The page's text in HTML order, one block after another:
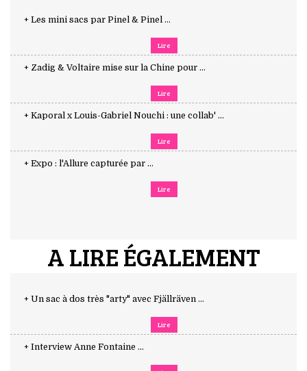
+ Les mini sacs par Pinel & Pinel ...
Lire
+ Zadig & Voltaire mise sur la Chine pour ...
Lire
+ Kaporal x Louis-Gabriel Nouchi : une collab' ...
Lire
+ Expo : l'Allure capturée par ...
Lire
A LIRE ÉGALEMENT
+ Un sac à dos très "arty" avec Fjällräven ...
Lire
+ Interview Anne Fontaine ...